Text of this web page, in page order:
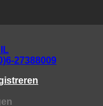
27388009